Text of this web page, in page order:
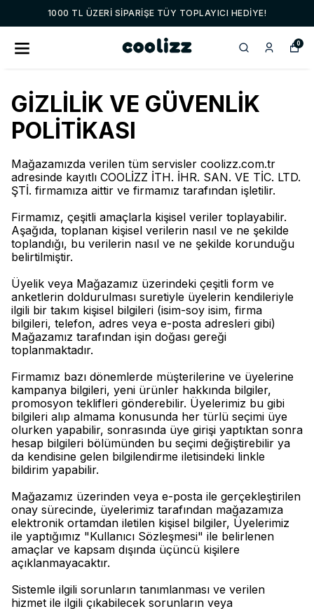
1000 TL ÜZERI SIPARIŞE TÜY TOPLAYICI HEDIYE!
0
GİZLİLİK VE GÜVENLİK
POLİTİKASI
Mağazamızda verilen tüm servisler coolizz.com.tr
adresinde kayıtlı COOLİZZ İTH. İHR. SAN. VE TİC. LTD.
ŞTİ. firmamıza aittir ve firmamız tarafından işletilir.
Firmamız, çeşitli amaçlarla kişisel veriler toplayabilir.
Aşağıda, toplanan kişisel verilerin nasıl ve ne şekilde
toplandığı, bu verilerin nasıl ve ne şekilde korunduğu
belirtilmiştir.
Üyelik veya Mağazamız üzerindeki çeşitli form ve
anketlerin doldurulması suretiyle üyelerin kendileriyle
ilgili bir takım kişisel bilgileri (isim-soy isim, firma
bilgileri, telefon, adres veya e-posta adresleri gibi)
Mağazamız tarafından işin doğası gereği
toplanmaktadır.
Firmamız bazı dönemlerde müşterilerine ve üyelerine
kampanya bilgileri, yeni ürünler hakkında bilgiler,
promosyon teklifleri gönderebilir. Üyelerimiz bu gibi
bilgileri alıp almama konusunda her türlü seçimi üye
olurken yapabilir, sonrasında üye girişi yaptıktan sonra
hesap bilgileri bölümünden bu seçimi değiştirebilir ya
da kendisine gelen bilgilendirme iletisindeki linkle
bildirim yapabilir.
Mağazamız üzerinden veya e-posta ile gerçekleştirilen
onay sürecinde, üyelerimiz tarafından mağazamıza
elektronik ortamdan iletilen kişisel bilgiler, Üyelerimiz
ile yaptığımız "Kullanıcı Sözleşmesi" ile belirlenen
amaçlar ve kapsam dışında üçüncü kişilere
açıklanmayacaktır.
Sistemle ilgili sorunların tanımlanması ve verilen
hizmet ile ilgili çıkabilecek sorunların veya